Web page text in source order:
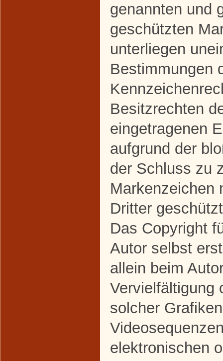
genannten und
geschützten
unterliegen
Bestimmungen
Besitzrechten
eingetragenen
aufgrund der
der Schluss zu
Markenzeichen
Dritter
Das Copyright
Autor selbst
allein beim
Vervielfältigung
solcher
elektronischen